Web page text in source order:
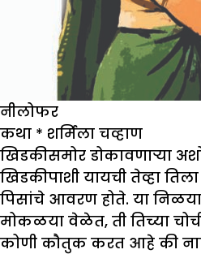
नीलोफर
कथा * शर्मिला चव्हाण
खिडकीसमोर डोकावणाऱ्या
खिडकीपाशी यायची तेव्हा
पिसांचे आवरण होते. या निळया
मोकळया वेळेत, ती तिच्या
कोणी कौतुक करत आहे की